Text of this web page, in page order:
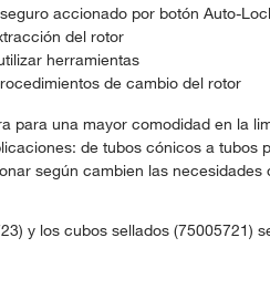
accionado por botón Auto-
del rotor
herramientas
de cambio del rotor
para una mayor comodidad en la
de tubos cónicos a
según cambien las necesidades
y los cubos sellados